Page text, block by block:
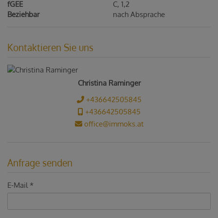
fGEE
C, 1,2
Beziehbar
nach Absprache
Kontaktieren Sie uns
Christina Raminger
+436642505845
+436642505845
office@immoks.at
Anfrage senden
E-Mail